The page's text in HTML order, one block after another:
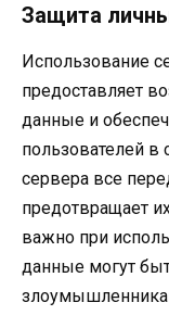
Защита
Использование
предоставляет
данные и
пользователей
сервера все
предотвращает
важно при
данные могут